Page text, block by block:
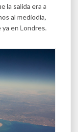
la salida era a
al mediodía,
en Londres.